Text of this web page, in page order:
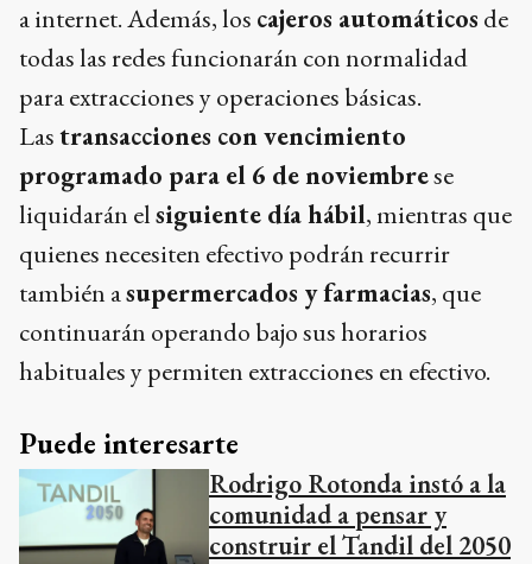
a internet. Además, los cajeros automáticos de
todas las redes funcionarán con normalidad
para extracciones y operaciones básicas.
Lastransacciones con vencimiento
programado para el 6 de noviembrese
liquidarán elsiguiente día hábil, mientras que
quienes necesiten efectivo podrán recurrir
también asupermercados y farmacias, que
continuarán operando bajo sus horarios
habituales y permiten extracciones en efectivo.
Puede interesarte
Rodrigo Rotonda instó a la
comunidad a pensar y
construir el Tandil del 2050